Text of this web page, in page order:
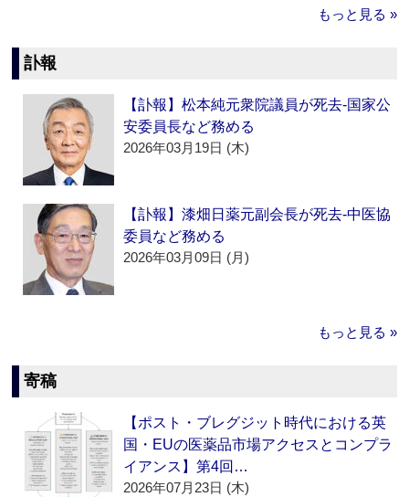
もっと見る »
訃報
【訃報】松本純元衆院議員が死去‐国家公
安委員長など務める
2026年03月19日 (木)
【訃報】漆畑日薬元副会長が死去‐中医協
委員など務める
2026年03月09日 (月)
もっと見る »
寄稿
【ポスト・ブレグジット時代における英
国・EUの医薬品市場アクセスとコンプラ
イアンス】第4回…
2026年07月23日 (木)